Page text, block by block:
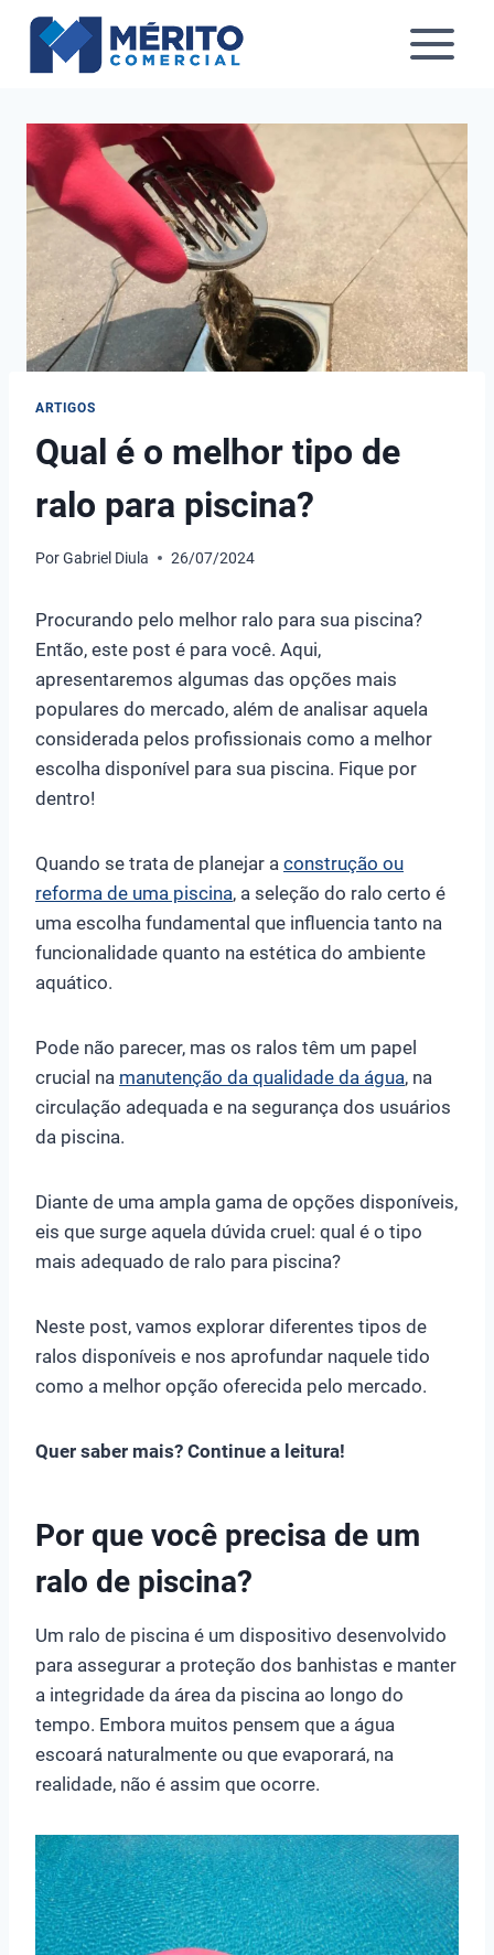
Pular
ARTIGOS
Qual é o melhor tipo de
ralo para piscina?
PorGabriel Diula 26/07/2024
Procurando pelo melhor ralo para sua piscina?
Então, este post é para você. Aqui,
apresentaremos algumas das opções mais
populares do mercado, além de analisar aquela
considerada pelos profissionais como a melhor
escolha disponível para sua piscina. Fique por
dentro!
Quando se trata de planejar a construção ou
reforma de uma piscina, a seleção do ralo certo é
uma escolha fundamental que influencia tanto na
funcionalidade quanto na estética do ambiente
aquático.
Pode não parecer, mas os ralos têm um papel
crucial na manutenção da qualidade da água, na
circulação adequada e na segurança dos usuários
da piscina.
Diante de uma ampla gama de opções disponíveis,
eis que surge aquela dúvida cruel: qual é o tipo
mais adequado de ralo para piscina?
Neste post, vamos explorar diferentes tipos de
ralos disponíveis e nos aprofundar naquele tido
como a melhor opção oferecida pelo mercado.
Quer saber mais? Continue a leitura!
Por que você precisa de um
ralo de piscina?
Um ralo de piscina é um dispositivo desenvolvido
para assegurar a proteção dos banhistas e manter
a integridade da área da piscina ao longo do
tempo. Embora muitos pensem que a água
escoará naturalmente ou que evaporará, na
realidade, não é assim que ocorre.